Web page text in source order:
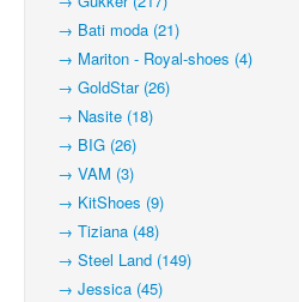
→ Bati moda (21)
→ Mariton - Royal-shoes (4)
→ GoldStar (26)
→ Nasite (18)
→ BIG (26)
→ VAM (3)
→ KitShoes (9)
→ Tiziana (48)
→ Steel Land (149)
→ Jessica (45)